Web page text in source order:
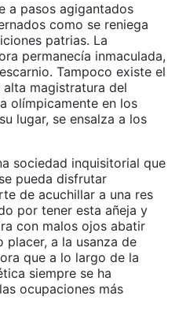
a pasos agigantados
como se reniega
patrias. La
permanecía inmaculada,
Tampoco existe el
magistratura del
olímpicamente en los
lugar, se ensalza a los
sociedad inquisitorial que
pueda disfrutar
de acuchillar a una res
por tener esta añeja y
con malos ojos abatir
placer, a la usanza de
que a lo largo de la
siempre se ha
ocupaciones más